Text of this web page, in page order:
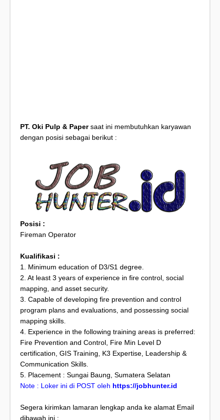
PT. Oki Pulp & Papersaat ini membutuhkan karyawan
dengan posisi sebagai berikut :
Posisi :
Fireman Operator
Kualifikasi :
1. Minimum education of D3/S1 degree.
2. At least 3 years of experience in fire control, social
mapping, and asset security.
3. Capable of developing fire prevention and control
program plans and evaluations, and possessing social
mapping skills.
4. Experience in the following training areas is preferred:
Fire Prevention and Control, Fire Min Level D
certification, GIS Training, K3 Expertise, Leadership &
Communication Skills.
5. Placement : Sungai Baung, Sumatera Selatan
Note : Loker ini di POST oleh https://jobhunter.id
Segera kirimkan lamaran lengkap anda ke alamat Email
dibawah ini :